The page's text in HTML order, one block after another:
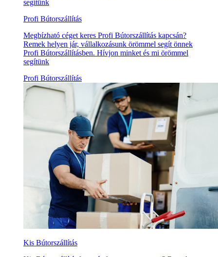
segítünk
Profi Bútorszállítás
Megbízható céget keres Profi Bútorszállítás kapcsán?
Remek helyen jár, vállalkozásunk örömmel segít önnek
Profi Bútorszállításben. Hívjon minket és mi örömmel
segítünk
Profi Bútorszállítás
Kis Bútorszállítás